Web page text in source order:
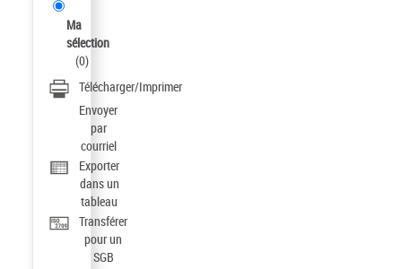
Ma
sélection
(0)
Télécharger/Imprimer
Envoyer
par
courriel
Exporter
dans un
tableau
Transférer
pour un
SGB